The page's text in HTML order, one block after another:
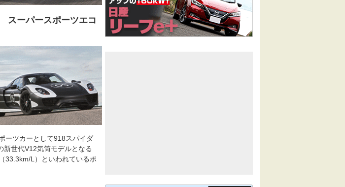
スーパースポーツエコ
ーツカーとして918スパイダ
新世代V12気筒モデルとなる
33.3km/L）といわれているポ